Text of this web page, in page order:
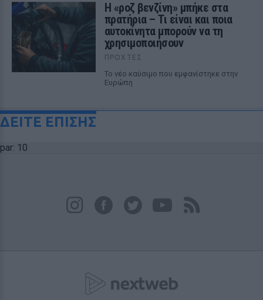
Η «ροζ βενζίνη» μπήκε στα
πρατήρια – Τι είναι και ποια
αυτοκίνητα μπορούν να τη
χρησιμοποιήσουν
ΠΡΟΧΤΈΣ
Το νέο καύσιμο που εμφανίστηκε στην
Ευρώπη
ΔΕΙΤΕ ΕΠΙΣΗΣ
par: 10